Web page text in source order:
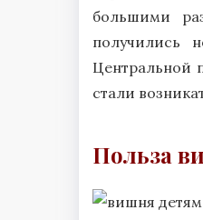
большими
получились
Центральной
стали
Польза